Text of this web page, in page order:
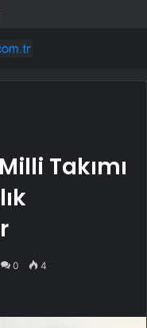
Takımı
0 4